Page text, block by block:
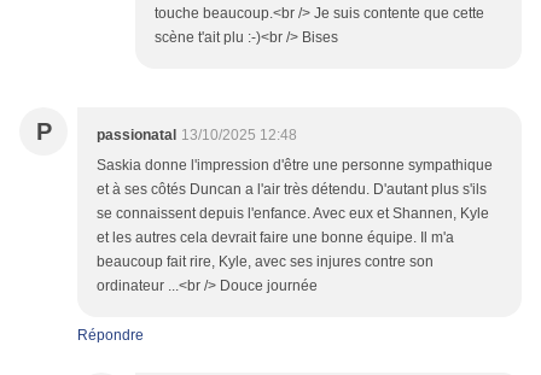
touche beaucoup.<br /> Je suis contente que cette
scène t'ait plu :-)<br /> Bises
P passionatal 13/10/2025 12:48
Saskia donne l'impression d'être une personne sympathique
et à ses côtés Duncan a l'air très détendu. D'autant plus s'ils
se connaissent depuis l'enfance. Avec eux et Shannen, Kyle
et les autres cela devrait faire une bonne équipe. Il m'a
beaucoup fait rire, Kyle, avec ses injures contre son
ordinateur ...<br /> Douce journée
Répondre